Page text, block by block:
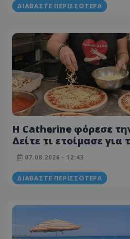
ΔΙΑΒΆΣΤΕ ΠΕΡΙΣΣΌΤΕΡΑ
Η Catherine φόρεσε
Δείτε τι ετοίμασε για
Λευκωσία -
07.08.2026 - 12:43
ΔΙΑΒΆΣΤΕ ΠΕΡΙΣΣΌΤΕΡΑ